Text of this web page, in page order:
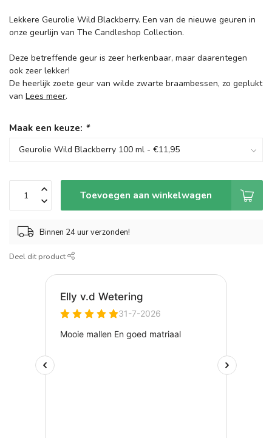
Lekkere Geurolie Wild Blackberry. Een van de nieuwe geuren in
onze geurlijn van The Candleshop Collection.
Deze betreffende geur is zeer herkenbaar, maar daarentegen
ook zeer lekker!
De heerlijk zoete geur van wilde zwarte braambessen, zo geplukt
van Lees meer.
Maak een keuze: *
Toevoegen aan winkelwagen
Binnen 24 uur verzonden!
Deel dit product